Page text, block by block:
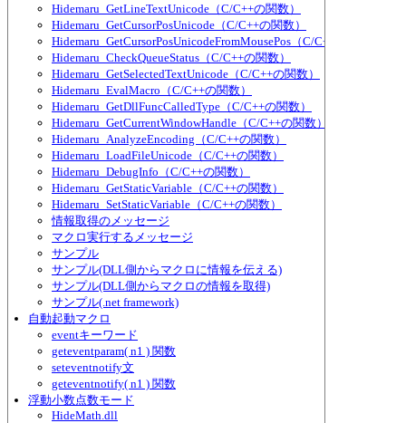
Hidemaru_GetLineTextUnicode（C/C++の関数）
Hidemaru_GetCursorPosUnicode（C/C++の関数）
Hidemaru_GetCursorPosUnicodeFromMousePos（C/C++の関数）
Hidemaru_CheckQueueStatus（C/C++の関数）
Hidemaru_GetSelectedTextUnicode（C/C++の関数）
Hidemaru_EvalMacro（C/C++の関数）
Hidemaru_GetDllFuncCalledType（C/C++の関数）
Hidemaru_GetCurrentWindowHandle（C/C++の関数）
Hidemaru_AnalyzeEncoding（C/C++の関数）
Hidemaru_LoadFileUnicode（C/C++の関数）
Hidemaru_DebugInfo（C/C++の関数）
Hidemaru_GetStaticVariable（C/C++の関数）
Hidemaru_SetStaticVariable（C/C++の関数）
情報取得のメッセージ
マクロ実行するメッセージ
サンプル
サンプル(DLL側からマクロに情報を伝える)
サンプル(DLL側からマクロの情報を取得)
サンプル(.net framework)
自動起動マクロ
eventキーワード
geteventparam( n1 ) 関数
seteventnotify文
geteventnotify( n1 ) 関数
浮動小数点数モード
HideMath.dll